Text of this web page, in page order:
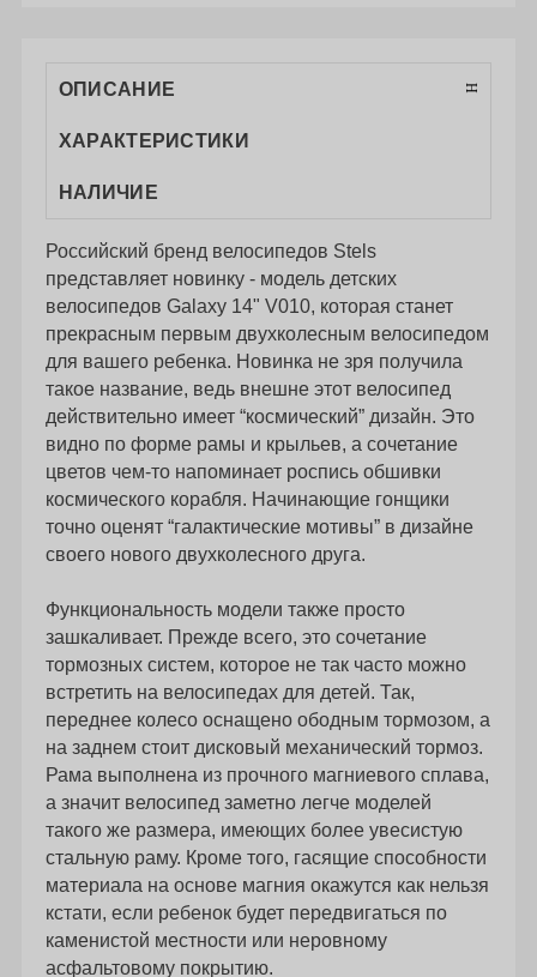
ОПИСАНИЕ
ХАРАКТЕРИСТИКИ
НАЛИЧИЕ
Российский бренд велосипедов Stels
представляет новинку - модель детских
велосипедов Galaxy 14" V010, которая станет
прекрасным первым двухколесным велосипедом
для вашего ребенка. Новинка не зря получила
такое название, ведь внешне этот велосипед
действительно имеет “космический” дизайн. Это
видно по форме рамы и крыльев, а сочетание
цветов чем-то напоминает роспись обшивки
космического корабля. Начинающие гонщики
точно оценят “галактические мотивы” в дизайне
своего нового двухколесного друга.
Функциональность модели также просто
зашкаливает. Прежде всего, это сочетание
тормозных систем, которое не так часто можно
встретить на велосипедах для детей. Так,
переднее колесо оснащено ободным тормозом, а
на заднем стоит дисковый механический тормоз.
Рама выполнена из прочного магниевого сплава,
а значит велосипед заметно легче моделей
такого же размера, имеющих более увесистую
стальную раму. Кроме того, гасящие способности
материала на основе магния окажутся как нельзя
кстати, если ребенок будет передвигаться по
каменистой местности или неровному
асфальтовому покрытию.